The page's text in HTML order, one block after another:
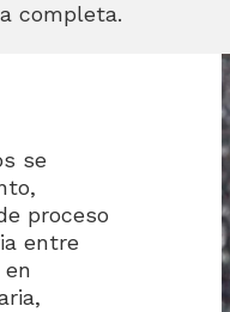
completa.
se
proceso
entre